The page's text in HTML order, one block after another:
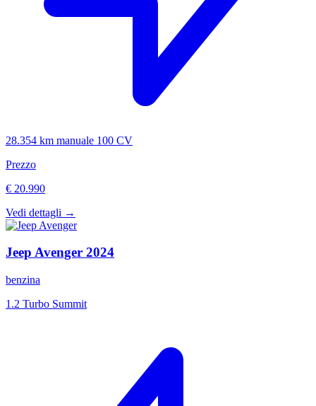
28.354 km manuale 100 CV
Prezzo
€ 20.990
Vedi dettagli →
Jeep Avenger 2024
benzina
1.2 Turbo Summit